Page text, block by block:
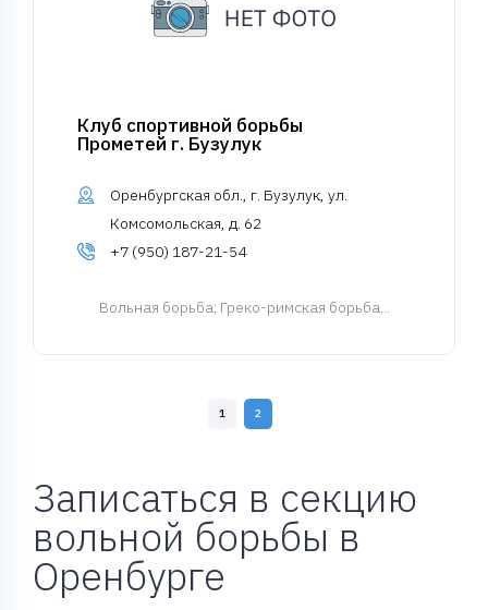
Клуб спортивной борьбы
Прометей г. Бузулук
Оренбургская обл., г. Бузулук, ул.
Комсомольская, д. 62
+7 (950) 187-21-54
Вольная борьба; Греко-римская борьба...
1 2
Записаться в секцию
вольной борьбы в
Оренбурге